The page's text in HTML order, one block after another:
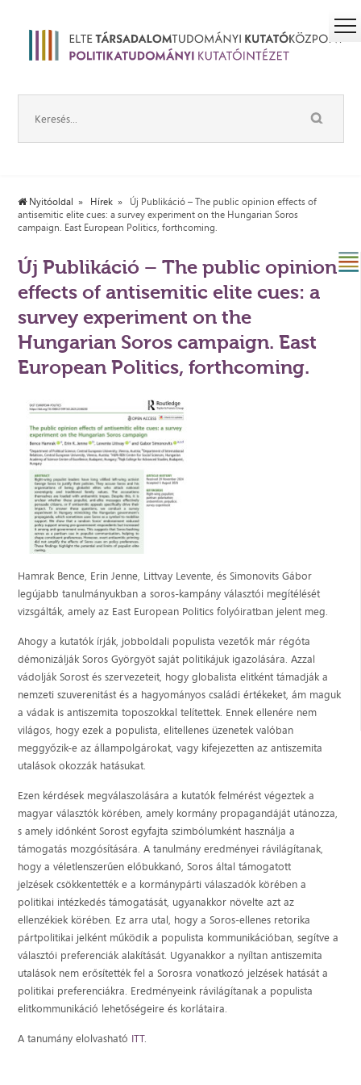
Nyitóoldal Hírek
Új Publikáció – The public opinion effects of
antisemitic elite cues: a survey experiment on the Hungarian Soros
campaign. East European Politics, forthcoming.
Új Publikáció – The public opinion
effects of antisemitic elite cues: a
survey experiment on the
Hungarian Soros campaign. East
European Politics, forthcoming.
Hamrak Bence, Erin Jenne, Littvay Levente, és Simonovits Gábor
legújabb tanulmányukban a soros-kampány választói megítélését
vizsgálták, amely az East European Politics folyóiratban jelent meg.
Ahogy a kutatók írják, jobboldali populista vezetők már régóta
démonizálják Soros Györgyöt saját politikájuk igazolására. Azzal
vádolják Sorost és szervezeteit, hogy globalista elitként támadják a
nemzeti szuverenitást és a hagyományos családi értékeket, ám maguk
a vádak is antiszemita toposzokkal telítettek. Ennek ellenére nem
világos, hogy ezek a populista, elitellenes üzenetek valóban
meggyőzik-e az állampolgárokat, vagy kifejezetten az antiszemita
utalások okozzák hatásukat.
Ezen kérdések megválaszolására a kutatók felmérést végeztek a
magyar választók körében, amely kormány propagandáját utánozza,
s amely időnként Sorost egyfajta szimbólumként használja a
támogatás mozgósítására. A tanulmány eredményei rávilágítanak,
hogy a véletlenszerűen előbukkanó, Soros által támogatott
jelzések csökkentették e a kormánypárti válaszadók körében a
politikai intézkedés támogatását, ugyanakkor növelte azt az
ellenzékiek körében. Ez arra utal, hogy a Soros-ellenes retorika
pártpolitikai jelként működik a populista kommunikációban, segítve a
választói preferenciák alakítását. Ugyanakkor a nyíltan antiszemita
utalások nem erősítették fel a Sorosra vonatkozó jelzések hatását a
politikai preferenciákra. Eredményeink rávilágítanak a populista
elitkommunikáció lehetőségeire és korlátaira.
A tanumány elolvasható ITT.